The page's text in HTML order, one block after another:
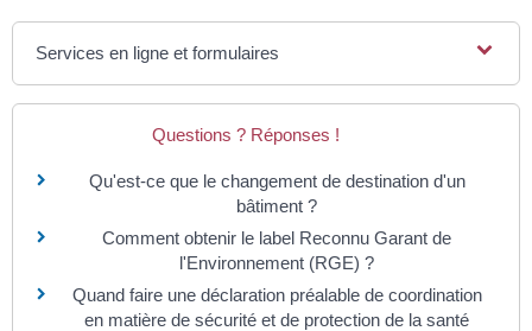
Services en ligne et formulaires
Questions ? Réponses !
Qu'est-ce que le changement de destination d'un
bâtiment ?
Comment obtenir le label Reconnu Garant de
l'Environnement (RGE) ?
Quand faire une déclaration préalable de coordination
en matière de sécurité et de protection de la santé